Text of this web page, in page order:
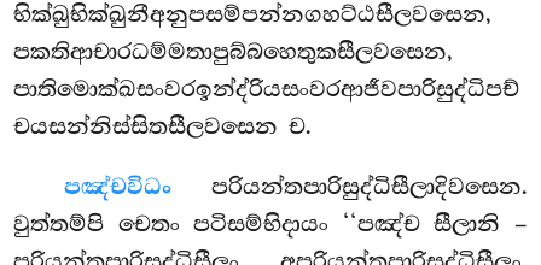
භික්ඛුභික්ඛුනීඅනුපසම්පන්නගහට්ඨසීලවසෙන,
පකතිආචාරධම්මතාපුබ්බහෙතුකසීලවසෙන,
පාතිමොක්ඛසංවරඉන්ද්රියසංවරආජීවපාරිසුද්ධිපච්
චයසන්නිස්සිතසීලවසෙන ච.
පඤ්චවිධං පරියන්තපාරිසුද්ධිසීලාදිවසෙන.
වුත්තම්පි චෙතං පටිසම්භිදායං ‘‘පඤ්ච සීලානි –